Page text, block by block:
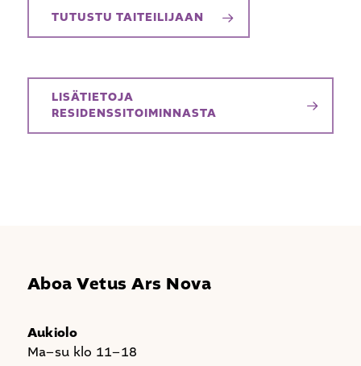
TUTUSTU TAITEILIJAAN
LISÄTIETOJA
RESIDENSSITOIMINNASTA
Aboa Vetus Ars Nova
Aukiolo
Ma–su klo 11–18